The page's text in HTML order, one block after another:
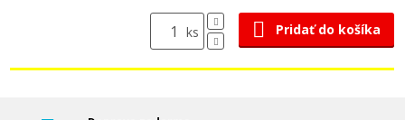
ks Pridať do košíka